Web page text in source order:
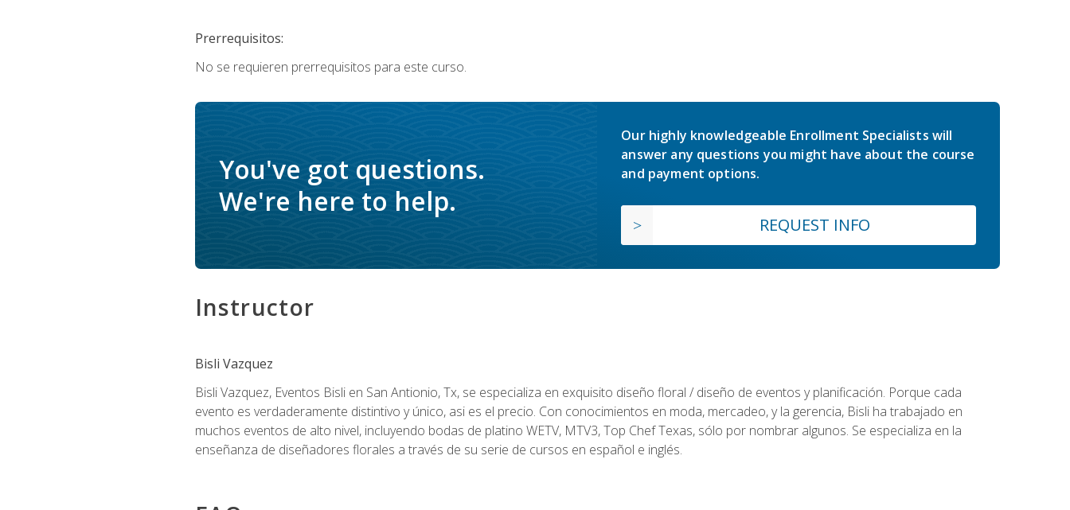
Prerrequisitos:
No se requieren prerrequisitos para este curso.
You've got questions.
We're here to help.
Our highly knowledgeable Enrollment Specialists will
answer any questions you might have about the course
and payment options.
REQUEST INFO
Instructor
Bisli Vazquez
Bisli Vazquez, Eventos Bisli en San Antionio, Tx, se especializa en exquisito diseño floral / diseño de eventos y planificación. Porque cada
evento es verdaderamente distintivo y único, asi es el precio. Con conocimientos en moda, mercadeo, y la gerencia, Bisli ha trabajado en
muchos eventos de alto nivel, incluyendo bodas de platino WETV, MTV3, Top Chef Texas, sólo por nombrar algunos. Se especializa en la
enseñanza de diseñadores florales a través de su serie de cursos en español e inglés.